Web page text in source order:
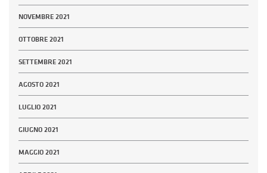
NOVEMBRE 2021
OTTOBRE 2021
SETTEMBRE 2021
AGOSTO 2021
LUGLIO 2021
GIUGNO 2021
MAGGIO 2021